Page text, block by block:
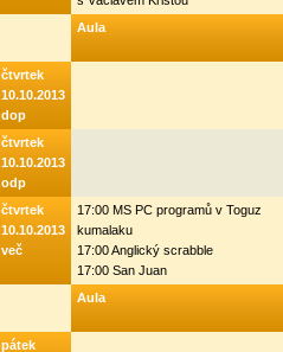
Aula
čtvrtek
10.10.2013
dop
čtvrtek
10.10.2013
odp
čtvrtek
10.10.2013
več
17:00 MS PC programů v Toguz
kumalaku
17:00 Anglický scrabble
17:00 San Juan
Aula
pátek